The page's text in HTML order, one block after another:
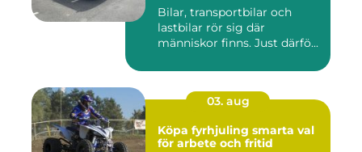
Bilar, transportbilar och
lastbilar rör sig där
människor finns. Just därfö...
03. aug
Köpa fyrhjuling smarta val
för arbete och fritid